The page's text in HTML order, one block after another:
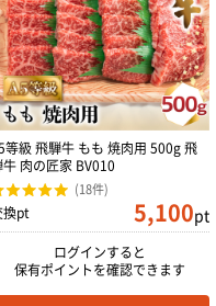
等級 飛騨牛 もも 焼肉用 500g 飛
肉の匠家 BV010
(18件)
換pt 5,100pt
ログインすると
保有ポイントを確認できます